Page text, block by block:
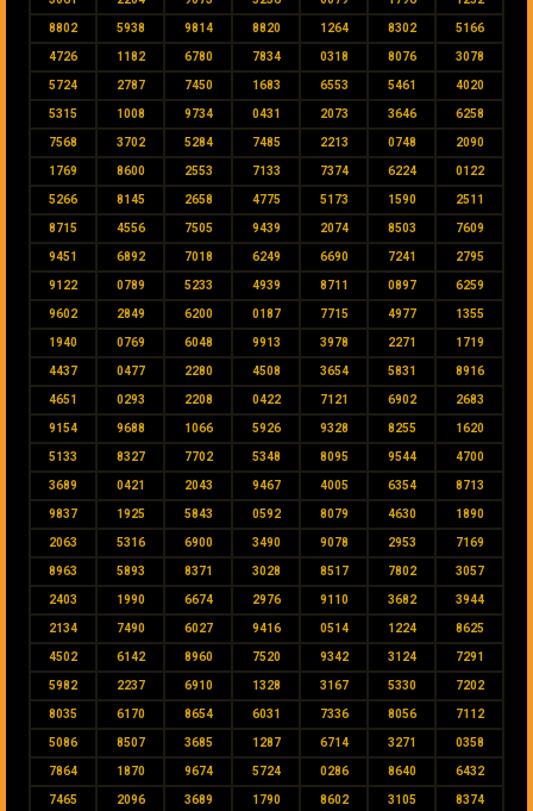
8802 5938 9814 8820 1264 8302 5166
4726 1182 6780 7834 0318 8076 3078
5724 2787 7450 1683 6553 5461 4020
5315 1008 9734 0431 2073 3646 6258
7568 3702 5284 7485 2213 0748 2090
1769 8600 2553 7133 7374 6224 0122
5266 8145 2658 4775 5173 1590 2511
8715 4556 7505 9439 2074 8503 7609
9451 6892 7018 6249 6690 7241 2795
9122 0789 5233 4939 8711 0897 6259
9602 2849 6200 0187 7715 4977 1355
1940 0769 6048 9913 3978 2271 1719
4437 0477 2280 4508 3654 5831 8916
4651 0293 2208 0422 7121 6902 2683
9154 9688 1066 5926 9328 8255 1620
5133 8327 7702 5348 8095 9544 4700
3689 0421 2043 9467 4005 6354 8713
9837 1925 5843 0592 8079 4630 1890
2063 5316 6900 3490 9078 2953 7169
8963 5893 8371 3028 8517 7802 3057
2403 1990 6674 2976 9110 3682 3944
2134 7490 6027 9416 0514 1224 8625
4502 6142 8960 7520 9342 3124 7291
5982 2237 6910 1328 3167 5330 7202
8035 6170 8654 6031 7336 8056 7112
5086 8507 3685 1287 6714 3271 0358
7864 1870 9674 5724 0286 8640 6432
7465 2096 3689 1790 8602 3105 8374